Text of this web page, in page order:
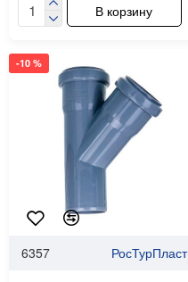
В корзину
-10 %
6357 РосТурПласт